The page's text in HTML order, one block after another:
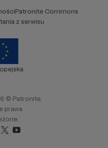
Patronite Commons
z serwisu
© Patronite.
prawa